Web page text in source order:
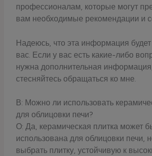
профессионалам, которые могут
вам необходимые рекомендации и
Надеюсь, что эта информация
вас. Если у вас есть какие-либо
нужна дополнительная
стесняйтесь обращаться ко мне.
В: Можно ли использовать
для облицовки печи?
О: Да, керамическая плитка может
использована для облицовки печи,
выбрать плитку, устойчивую к